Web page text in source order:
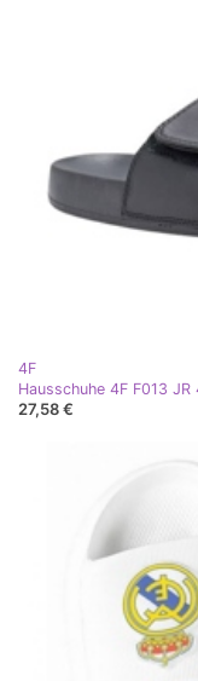
4F
Hausschuhe 4F F013
27,58 €